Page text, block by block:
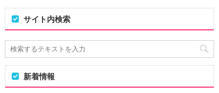
サイト内検索
新着情報